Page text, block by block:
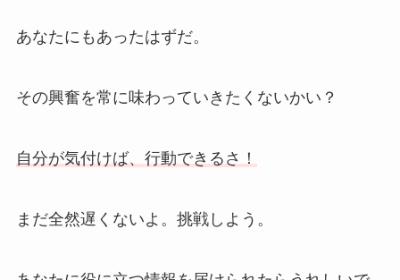
あなたにもあったはずだ。
その興奮を常に味わっていきたくないかい？
自分が気付けば、行動できるさ！
まだ全然遅くないよ。挑戦しよう。